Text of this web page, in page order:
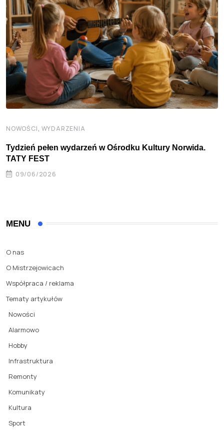
NOWOŚCI, WYDARZENIA
Tydzień pełen wydarzeń w Ośrodku Kultury Norwida.
TATY FEST
09/06/2026
MENU
O nas
O Mistrzejowicach
Współpraca / reklama
Tematy artykułów
Nowości
Alarmowo
Hobby
Infrastruktura
Remonty
Komunikaty
Kultura
Sport